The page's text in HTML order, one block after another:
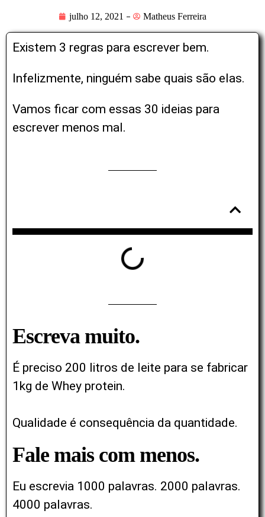
julho 12, 2021 Matheus Ferreira
Existem 3 regras para escrever bem.
Infelizmente, ninguém sabe quais são elas.
Vamos ficar com essas 30 ideias para
escrever menos mal.
Escreva muito.
É preciso 200 litros de leite para se fabricar
1kg de Whey protein.
Qualidade é consequência da quantidade.
Fale mais com menos.
Eu escrevia 1000 palavras. 2000 palavras.
4000 palavras.